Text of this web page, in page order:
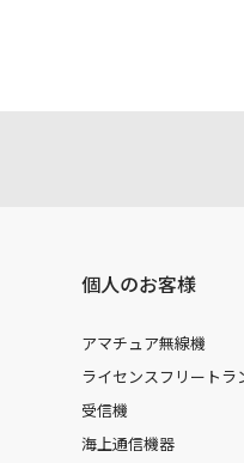
個人のお客様
アマチュア無線機
ライセンスフリートラ
受信機
海上通信機器